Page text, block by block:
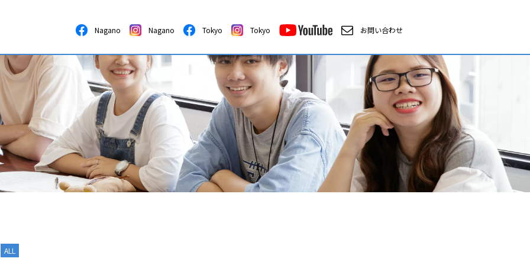
Nagano Nagano Tokyo Tokyo お問い合わせ
ALL